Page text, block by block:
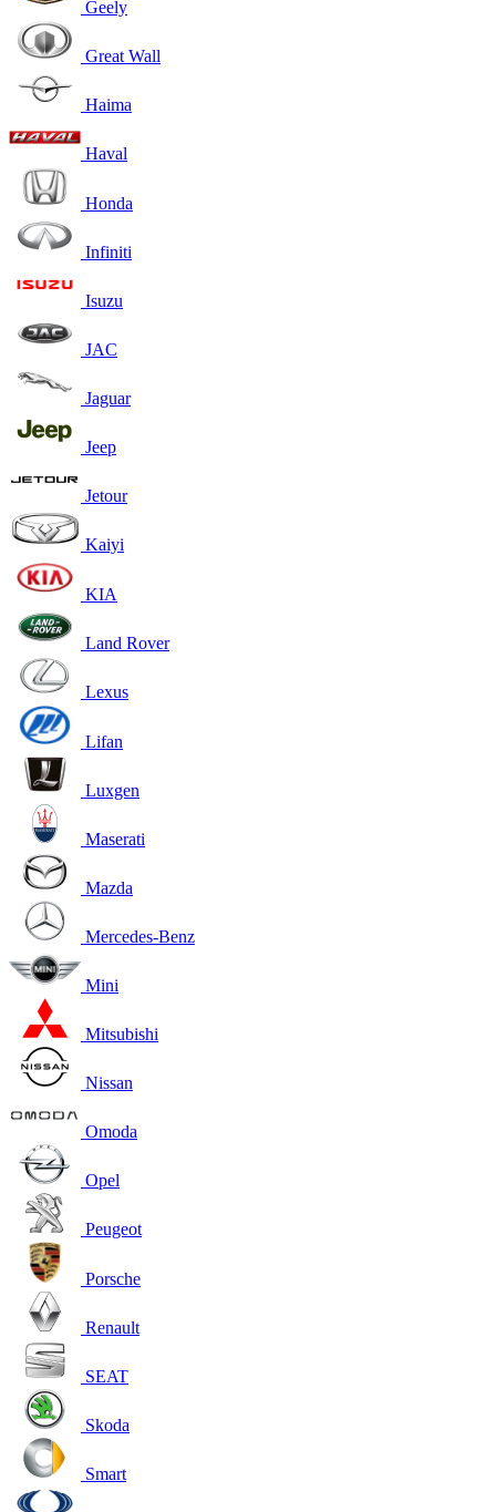
Geely
Great Wall
Haima
Haval
Honda
Infiniti
Isuzu
JAC
Jaguar
Jeep
Jetour
Kaiyi
KIA
Land Rover
Lexus
Lifan
Luxgen
Maserati
Mazda
Mercedes-Benz
Mini
Mitsubishi
Nissan
Omoda
Opel
Peugeot
Porsche
Renault
SEAT
Skoda
Smart